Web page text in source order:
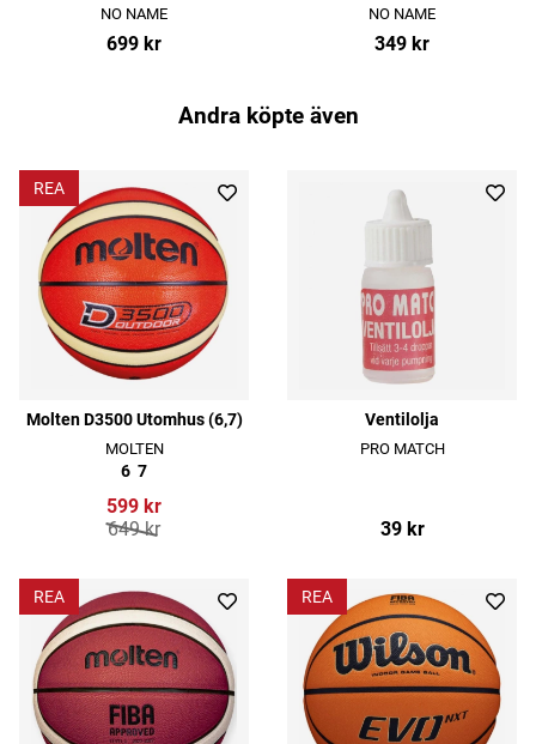
NO NAME
699 kr
NO NAME
349 kr
Andra köpte även
REA
Molten D3500 Utomhus (6,7)
MOLTEN
6 7
599 kr
649 kr
Ventilolja
PRO MATCH
39 kr
REA REA